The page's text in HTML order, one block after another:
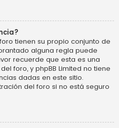
tienen su propio conjunto de
alguna regla puede
recuerde que esta es una
foro, y phpBB Limited no tiene
dadas en este sitio.
del foro si no está seguro